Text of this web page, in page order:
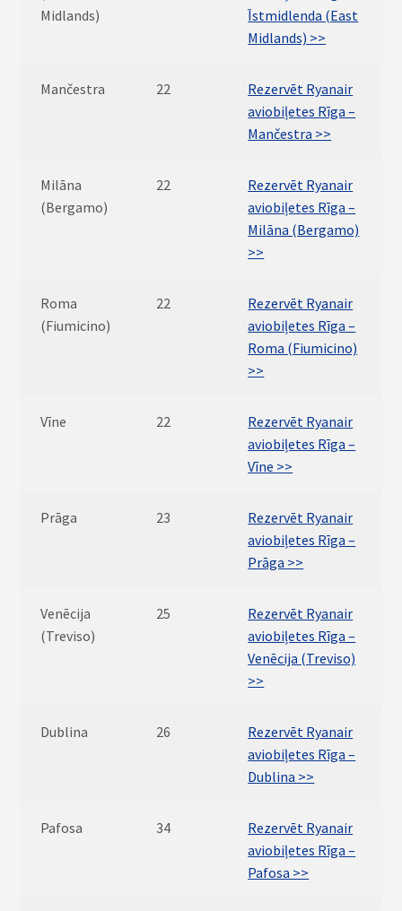
Midlands)
Īstmidlenda (East
Midlands) >>
Mančestra 22
Rezervēt Ryanair
aviobiļetes Rīga –
Mančestra >>
Milāna
(Bergamo)
22
Rezervēt Ryanair
aviobiļetes Rīga –
Milāna (Bergamo)
>>
Roma
(Fiumicino)
22
Rezervēt Ryanair
aviobiļetes Rīga –
Roma (Fiumicino)
>>
Vīne 22
Rezervēt Ryanair
aviobiļetes Rīga –
Vīne >>
Prāga 23
Rezervēt Ryanair
aviobiļetes Rīga –
Prāga >>
Venēcija
(Treviso)
25
Rezervēt Ryanair
aviobiļetes Rīga –
Venēcija (Treviso)
>>
Dublina 26
Rezervēt Ryanair
aviobiļetes Rīga –
Dublina >>
Pafosa 34
Rezervēt Ryanair
aviobiļetes Rīga –
Pafosa >>